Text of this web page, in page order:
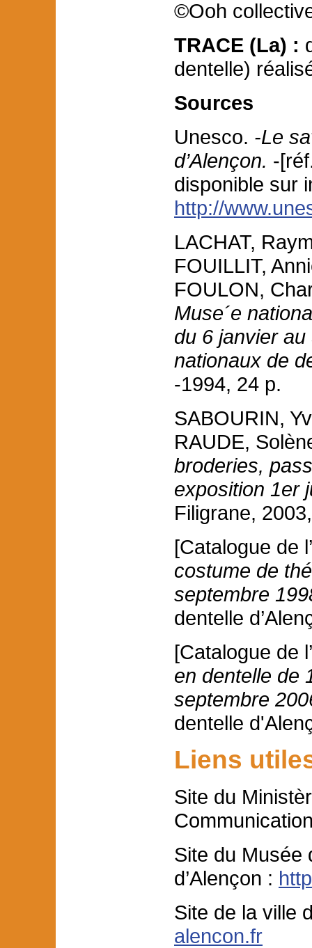
©Ooh
TRACE (La) :
dentelle)
Sources
Unesco. -Le
d’Alençon. -
disponible sur
http://
LACHAT,
FOUILLIT,
FOULON,
Muse´e
du 6 janvier
nationaux de
-1994, 24 p.
SABOURIN,
RAUDE,
broderies,
exposition 1er
Filigrane,
[Catalogue de
costume de
septembre
dentelle
[Catalogue de
en dentelle de
septembre
dentelle
Liens
Site du
Site du Musée
d’Alençon :
Site de la ville
alencon.fr